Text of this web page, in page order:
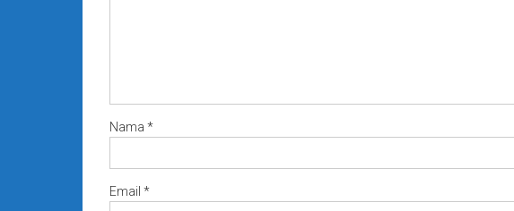
Nama *
Email *